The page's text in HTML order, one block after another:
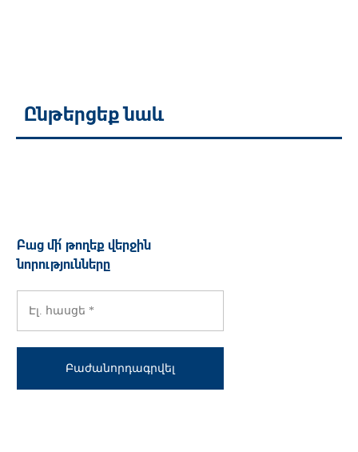
Ընթերցեք նաև
Բաց մի՛ թողեք վերջին
նորությունները